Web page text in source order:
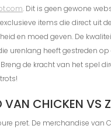
. Dit is geen gewone
items die direct
en moed geven. De
urenlang heeft gestreden
de kracht van het spel
VAN CHICKEN VS
pret. De merchandise